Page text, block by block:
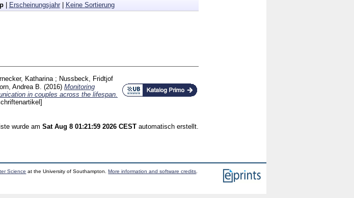
| Erscheinungsjahr| Keine Sortierung
Katharina ; Nussbeck, Fridtjof
Andrea B. (2016) Monitoring
in couples across the lifespan.
wurde am Sat Aug 8 01:21:59 2026 CEST automatisch erstellt.
Science at the University of Southampton.More information and software credits